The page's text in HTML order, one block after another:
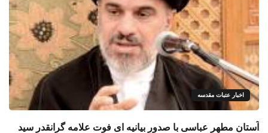
اخبار عتبات مقدسه
آستان مطهر عباسی با صدور بیانیه ای فوت علامه گرانقدر سید